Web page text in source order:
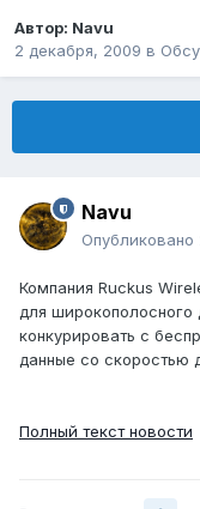
Автор: Navu
2 декабря, 2009 в
Navu
Опубликовано
Компания Ruckus
для широкополосного
конкурировать с
данные со скоростью
Полный текст новости